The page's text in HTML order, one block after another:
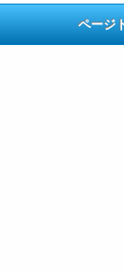
ページ